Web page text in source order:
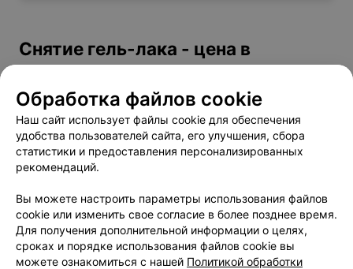
Снятие гель-лака - цена в
Снятие гель-лака
от 5 руб.
Снятие гель-лака + запечатывание под
натуральный ноготь
от 25 руб.
Добавить компанию
Обработка файлов cookie
Наш сайт использует файлы cookie для обеспечения
удобства пользователей сайта, его улучшения, сбора
статистики и предоставления персонализированных
рекомендаций.
Вы можете настроить параметры использования файлов
cookie или изменить свое согласие в более позднее время.
Для получения дополнительной информации о целях,
сроках и порядке использования файлов cookie вы
можете ознакомиться с нашей Политикой обработки